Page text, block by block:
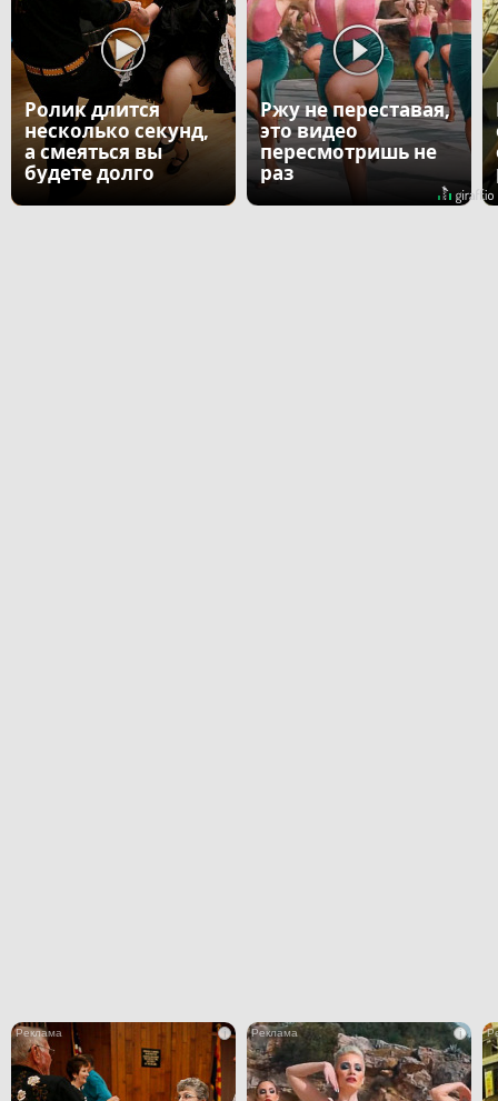
Ролик длится
несколько секунд,
а смеяться вы
будете долго
Ржу не переставая,
это видео
пересмотришь не
раз
i i